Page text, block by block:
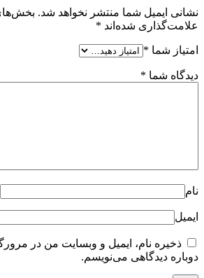
نشانی ایمیل شما منتشر نخواهد شد.
علامت‌گذاری شده‌اند *
امتیاز شما *
دیدگاه شما *
نام
ایمیل
ذخیره نام، ایمیل و وبسایت من در
دوباره دیدگاهی می‌نویسم.